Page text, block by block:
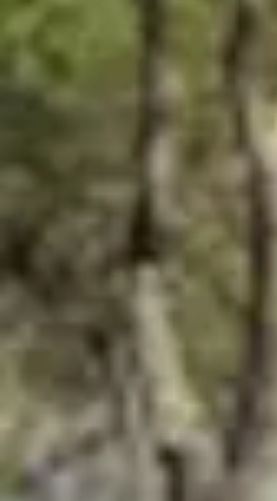
Domaine de la Croix
Domaine de la Font des Pères
Domaines Bunan
Ateliers d’assemblage
Cours d'oenologie
Visite cave & dégustation
Visite cave & dégustation
Visite chateau & dégustation
Visite cave & dégustation vin
Visite cave & distillerie
Visite cave Champagne